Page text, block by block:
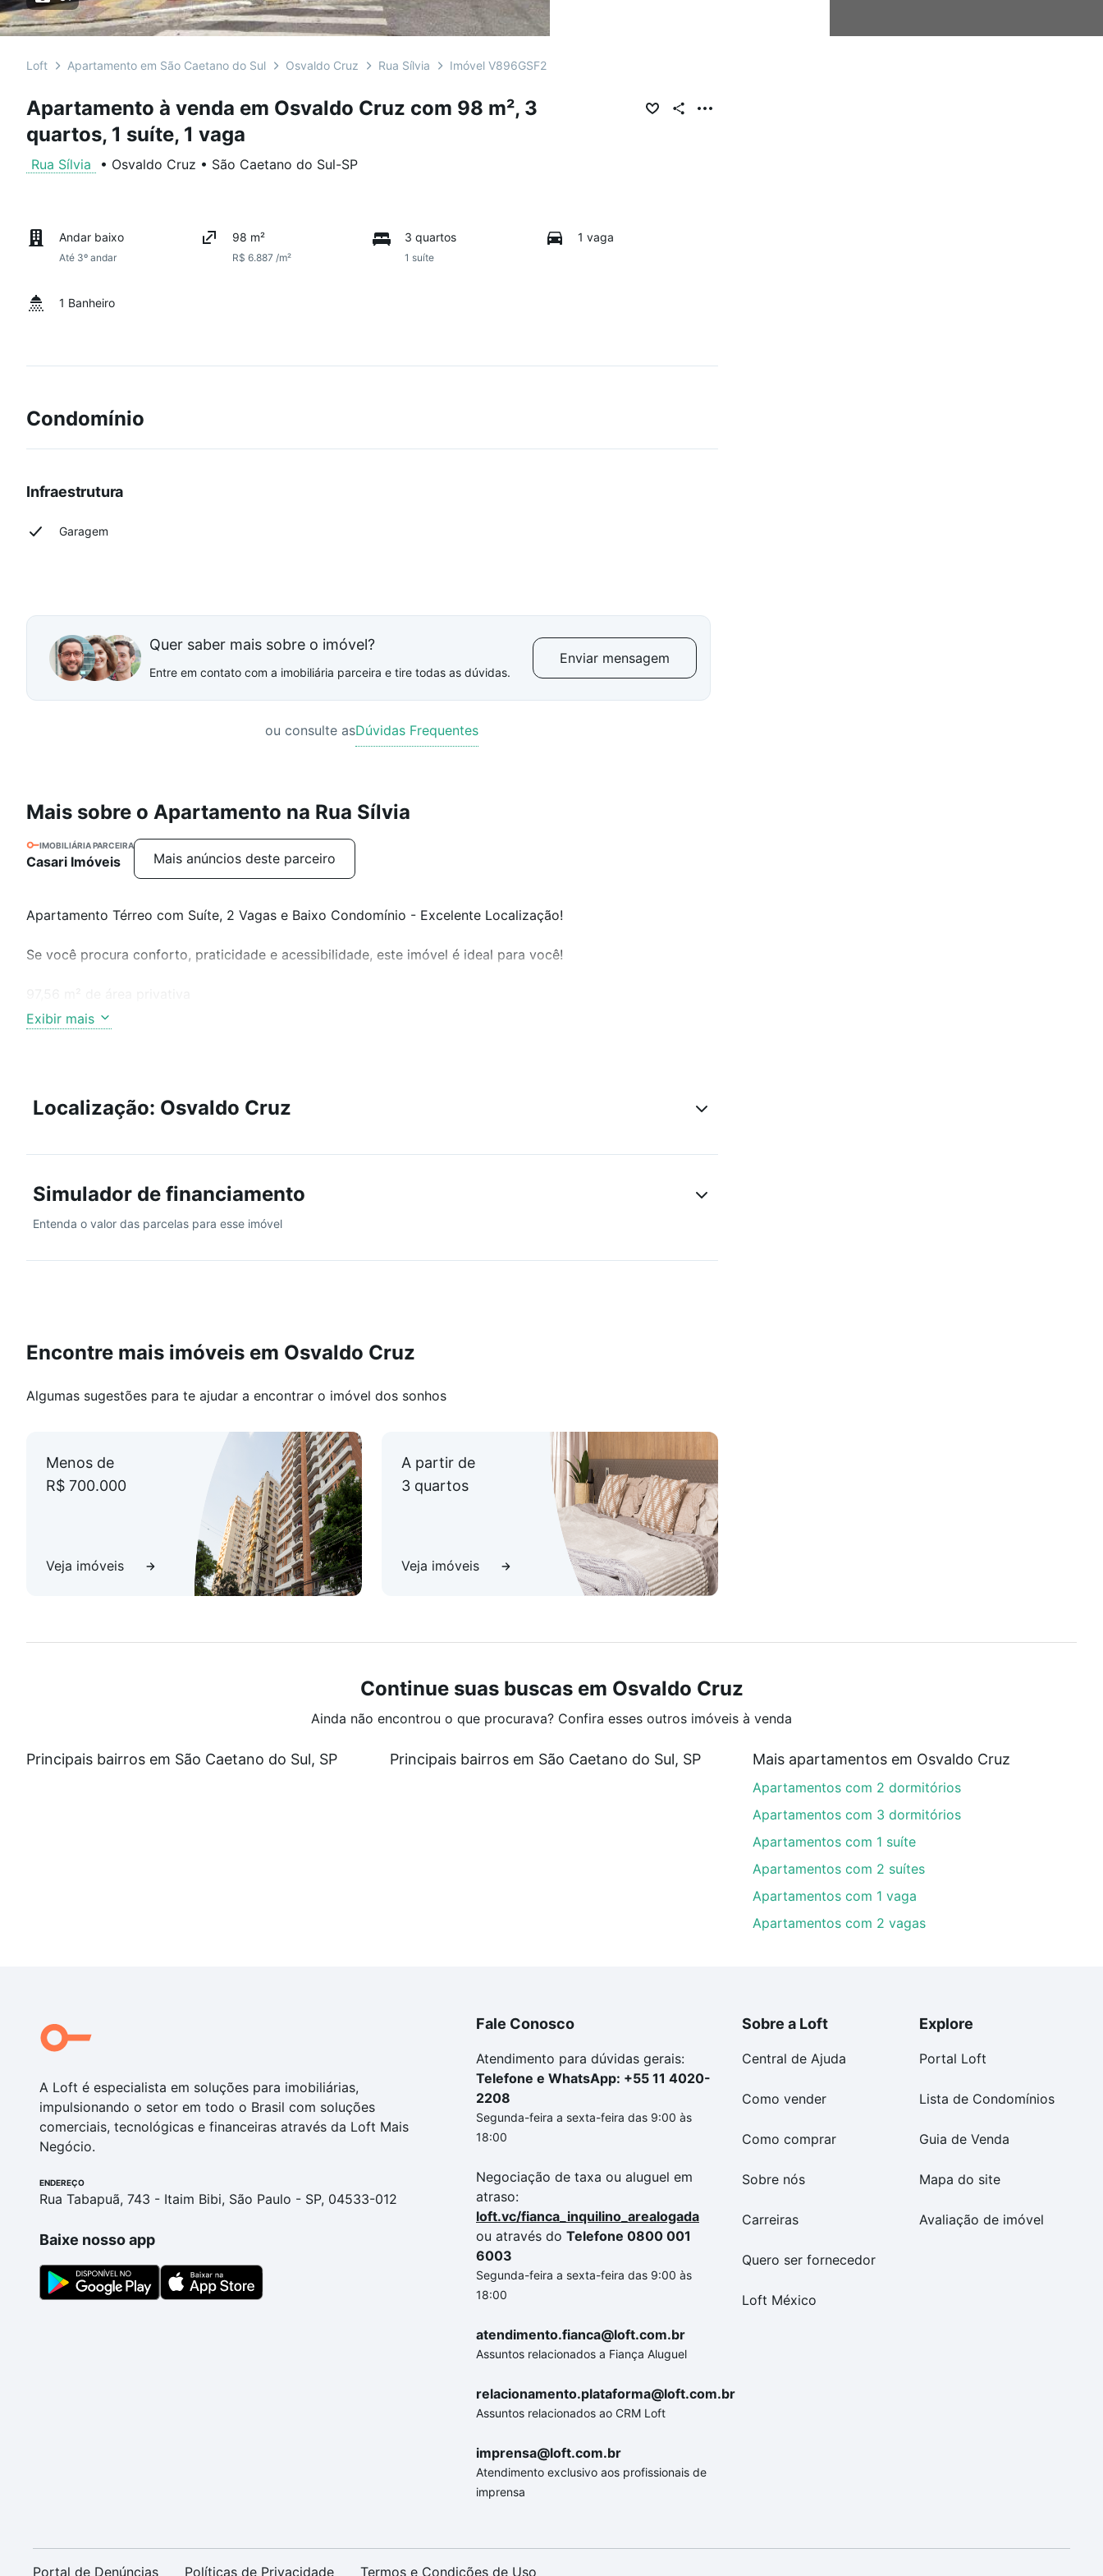
Loft Apartamento em São Caetano do Sul Osvaldo Cruz Rua Sílvia Imóvel V896GSF2
Apartamento à venda em Osvaldo Cruz com 98 m², 3
quartos, 1 suíte, 1 vaga
Rua Sílvia • Osvaldo Cruz • São Caetano do Sul-SP
Andar baixo
Até 3º andar
98 m²
R$ 6.887 /m²
3 quartos
1 suíte
1 vaga
1 Banheiro
Condomínio
Infraestrutura
Garagem
Quer saber mais sobre o imóvel?
Entre em contato com a imobiliária parceira e tire todas as dúvidas.
Enviar mensagem
ou consulte asDúvidas Frequentes
Mais sobre o Apartamento na Rua Sílvia
IMOBILIÁRIA PARCEIRA
Casari Imóveis Mais anúncios deste parceiro
Apartamento Térreo com Suíte, 2 Vagas e Baixo Condomínio - Excelente Localização!
Se você procura conforto, praticidade e acessibilidade, este imóvel é ideal para você!
Apartamento térreo em prédio com apenas 3 andares, mais comodidade e tranquilidade.
Localização privilegiada, próximo a comércios, escolas e vias de acesso.
1 Banheiro social.
Condomínio com valor super acessível.
Ambientes bem distribuídos, iluminados e arejados - perfeito para quem quer morar bem e com economia!
Agende sua visita e conheça seu novo lar!
Exibir mais
Localização: Osvaldo Cruz
Simulador de financiamento
Entenda o valor das parcelas para esse imóvel
Encontre mais imóveis em Osvaldo Cruz
Algumas sugestões para te ajudar a encontrar o imóvel dos sonhos
Menos de
R$ 700.000
Veja imóveis
A partir de
3 quartos
Veja imóveis
Continue suas buscas em Osvaldo Cruz
Ainda não encontrou o que procurava? Confira esses outros imóveis à venda
Principais bairros em São Caetano do Sul, SP Principais bairros em São Caetano do Sul, SP Mais apartamentos em Osvaldo Cruz
Apartamentos com 2 dormitórios
Apartamentos com 3 dormitórios
Apartamentos com 1 suíte
Apartamentos com 2 suítes
Apartamentos com 1 vaga
Apartamentos com 2 vagas
A Loft é especialista em soluções para imobiliárias,
impulsionando o setor em todo o Brasil com soluções
comerciais, tecnológicas e financeiras através da Loft Mais
Negócio.
ENDEREÇO
Rua Tabapuã, 743 - Itaim Bibi, São Paulo - SP, 04533-012
Baixe nosso app
Fale Conosco
Atendimento para dúvidas gerais:
Telefone e WhatsApp: +55 11 4020-
2208
Segunda-feira a sexta-feira das 9:00 às
18:00
Negociação de taxa ou aluguel em
atraso:
loft.vc/fianca_inquilino_arealogada
ou através do Telefone 0800 001
6003
Segunda-feira a sexta-feira das 9:00 às
18:00
atendimento.fianca@loft.com.br
Assuntos relacionados a Fiança Aluguel
relacionamento.plataforma@loft.com.br
Assuntos relacionados ao CRM Loft
imprensa@loft.com.br
Atendimento exclusivo aos profissionais de
imprensa
Sobre a Loft
Central de Ajuda
Como vender
Como comprar
Sobre nós
Carreiras
Quero ser fornecedor
Loft México
Explore
Portal Loft
Lista de Condomínios
Guia de Venda
Mapa do site
Avaliação de imóvel
Portal de Denúncias Políticas de Privacidade Termos e Condições de Uso